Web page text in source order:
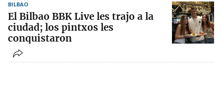
BILBAO
El Bilbao BBK Live les trajo a la
ciudad; los pintxos les
conquistaron